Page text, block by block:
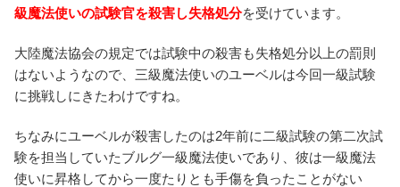
級魔法使いの試験官を殺害し失格処分を受けています。
大陸魔法協会の規定では試験中の殺害も失格処分以上の罰則
はないようなので、三級魔法使いのユーベルは今回一級試験
に挑戦しにきたわけですね。
ちなみにユーベルが殺害したのは2年前に二級試験の第二次試
験を担当していたブルグ一級魔法使いであり、彼は一級魔法
使いに昇格してから一度たりとも手傷を負ったことがない